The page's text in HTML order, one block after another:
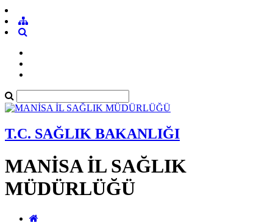
T.C. SAĞLIK BAKANLIĞI
MANİSA İL SAĞLIK
MÜDÜRLÜĞÜ